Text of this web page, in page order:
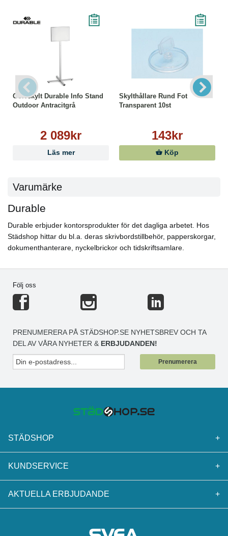
Golvskylt Durable Info Stand
Outdoor Antracitgrå
2 089kr
Läs mer
Skylthållare Rund Fot
Transparent 10st
143kr
Köp
Varumärke
Durable
Durable erbjuder kontorsprodukter för det dagliga arbetet. Hos
Städshop hittar du bl.a. deras skrivbordstillbehör, papperskorgar,
dokumenthanterare, nyckelbrickor och tidskriftsamlare.
Följ oss
PRENUMERERA PÅ STÄDSHOP.SE NYHETSBREV OCH TA
DEL AV VÅRA NYHETER & ERBJUDANDEN!
Prenumerera
STÄDSHOP +
KUNDSERVICE +
AKTUELLA ERBJUDANDE +